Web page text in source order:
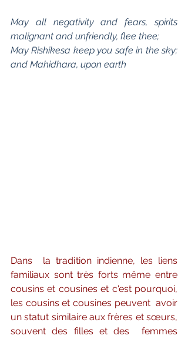
May all negativity and fears, spirits
malignant and unfriendly, flee thee;
May Rishikesa keep you safe in the sky;
and Mahidhara, upon earth
Dans  la tradition indienne, les liens
familiaux sont très forts même entre
cousins et cousines et c'est pourquoi,
les cousins et cousines peuvent  avoir
un statut similaire aux frères et sœurs,
souvent des filles et des  femmes